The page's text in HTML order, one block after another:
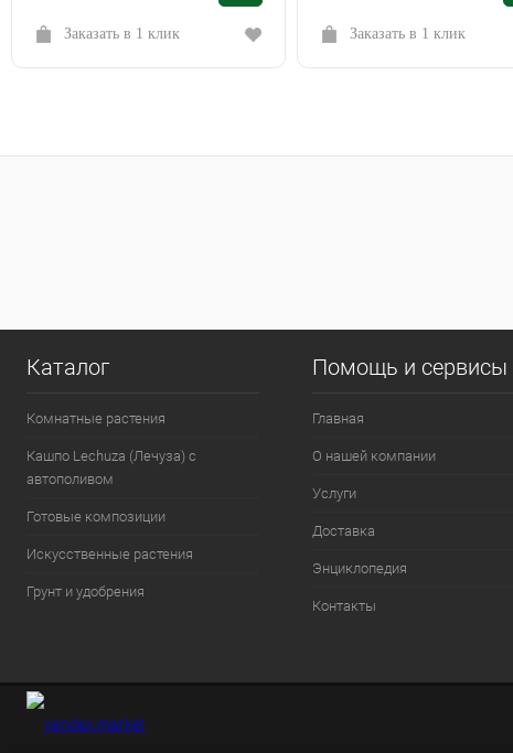
Заказать в 1 клик Заказать в 1 клик
Каталог
Комнатные растения
Кашпо Lechuza (Лечуза) с
автополивом
Готовые композиции
Искусственные растения
Грунт и удобрения
Помощь и сервисы
Главная
О нашей компании
Услуги
Доставка
Энциклопедия
Контакты